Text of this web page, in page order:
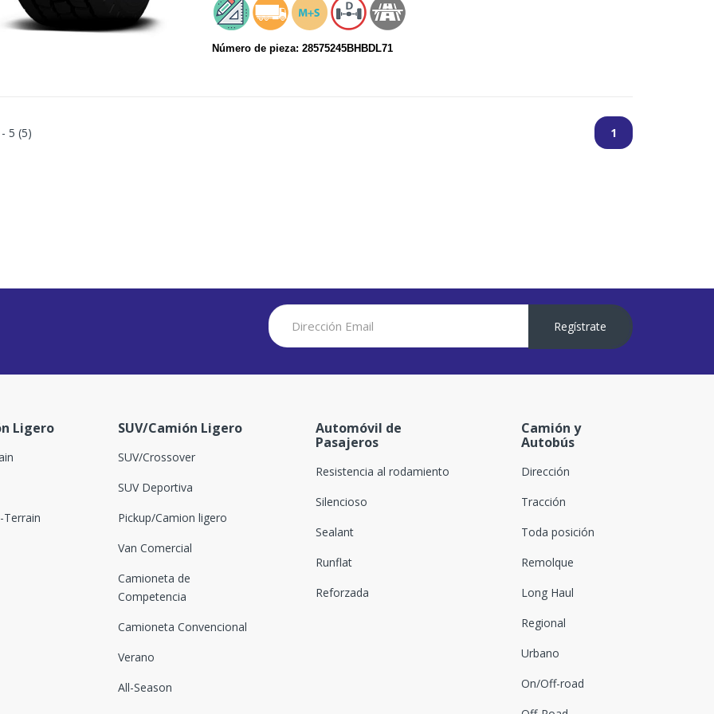
Número de pieza: 28575245BHBDL71
5 (5) 1
Regístrate
Ligero SUV/Camión Ligero
SUV/Crossover
SUV Deportiva
Pickup/Camion ligero
Van Comercial
Camioneta de
Competencia
Camioneta Convencional
Verano
All-Season
Automóvil de
Pasajeros
Resistencia al rodamiento
Silencioso
Sealant
Runflat
Reforzada
Camión y
Autobús
Dirección
Tracción
Toda posición
Remolque
Long Haul
Regional
Urbano
On/Off-road